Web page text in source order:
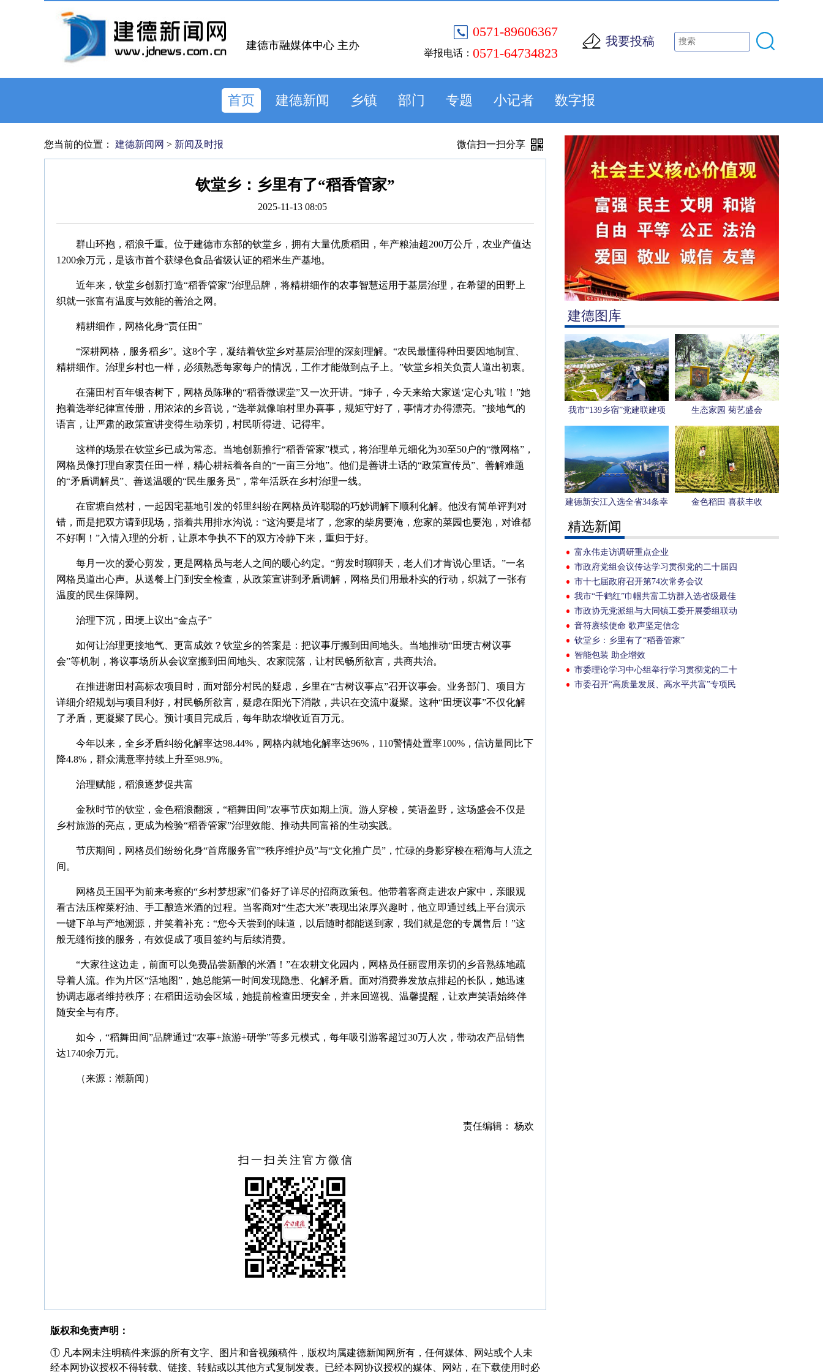
0571-89606367
举报电话： 0571-64734823
我要投稿
建德市融媒体中心 主办
首页 建德新闻 乡镇 部门 专题 小记者 数字报
建德图库
我市“139乡宿”党建联建项
目入选省级典型案例
生态家园 菊艺盛会
建德新安江入选全省34条幸
福母亲河优秀案例
金色稻田 喜获丰收
精选新闻
富永伟走访调研重点企业
市政府党组会议传达学习贯彻党的二十届四
中全会精神
市十七届政府召开第74次常务会议
我市“千鹤红”巾帼共富工坊群入选省级最佳
实践案例
市政协无党派组与大同镇工委开展委组联动
活动
音符赓续使命 歌声坚定信念
钦堂乡：乡里有了“稻香管家”
智能包装 助企增效
市委理论学习中心组举行学习贯彻党的二十
届四中全会精神专题学习会
市委召开“高质量发展、高水平共富”专项民
您当前的位置： 建德新闻网 > 新闻及时报 微信扫一扫分享
钦堂乡：乡里有了“稻香管家”
2025-11-13 08:05
群山环抱，稻浪千重。位于建德市东部的钦堂乡，拥有大量优质稻田，年产粮油超200万公斤，农业产值达
1200余万元，是该市首个获绿色食品省级认证的稻米生产基地。
近年来，钦堂乡创新打造“稻香管家”治理品牌，将精耕细作的农事智慧运用于基层治理，在希望的田野上
织就一张富有温度与效能的善治之网。
精耕细作，网格化身“责任田”
“深耕网格，服务稻乡”。这8个字，凝结着钦堂乡对基层治理的深刻理解。“农民最懂得种田要因地制宜、
精耕细作。治理乡村也一样，必须熟悉每家每户的情况，工作才能做到点子上。”钦堂乡相关负责人道出初衷。
在蒲田村百年银杏树下，网格员陈琳的“稻香微课堂”又一次开讲。“婶子，今天来给大家送‘定心丸’啦！”她
抱着选举纪律宣传册，用浓浓的乡音说，“选举就像咱村里办喜事，规矩守好了，事情才办得漂亮。”接地气的
语言，让严肃的政策宣讲变得生动亲切，村民听得进、记得牢。
这样的场景在钦堂乡已成为常态。当地创新推行“稻香管家”模式，将治理单元细化为30至50户的“微网格”，
网格员像打理自家责任田一样，精心耕耘着各自的“一亩三分地”。他们是善讲土话的“政策宣传员”、善解难题
的“矛盾调解员”、善送温暖的“民生服务员”，常年活跃在乡村治理一线。
在宦塘自然村，一起因宅基地引发的邻里纠纷在网格员许聪聪的巧妙调解下顺利化解。他没有简单评判对
错，而是把双方请到现场，指着共用排水沟说：“这沟要是堵了，您家的柴房要淹，您家的菜园也要泡，对谁都
不好啊！”入情入理的分析，让原本争执不下的双方冷静下来，重归于好。
每月一次的爱心剪发，更是网格员与老人之间的暖心约定。“剪发时聊聊天，老人们才肯说心里话。”一名
网格员道出心声。从送餐上门到安全检查，从政策宣讲到矛盾调解，网格员们用最朴实的行动，织就了一张有
温度的民生保障网。
治理下沉，田埂上议出“金点子”
如何让治理更接地气、更富成效？钦堂乡的答案是：把议事厅搬到田间地头。当地推动“田埂古树议事
会”等机制，将议事场所从会议室搬到田间地头、农家院落，让村民畅所欲言，共商共治。
在推进谢田村高标农项目时，面对部分村民的疑虑，乡里在“古树议事点”召开议事会。业务部门、项目方
详细介绍规划与项目利好，村民畅所欲言，疑虑在阳光下消散，共识在交流中凝聚。这种“田埂议事”不仅化解
了矛盾，更凝聚了民心。预计项目完成后，每年助农增收近百万元。
今年以来，全乡矛盾纠纷化解率达98.44%，网格内就地化解率达96%，110警情处置率100%，信访量同比下
降4.8%，群众满意率持续上升至98.9%。
治理赋能，稻浪逐梦促共富
金秋时节的钦堂，金色稻浪翻滚，“稻舞田间”农事节庆如期上演。游人穿梭，笑语盈野，这场盛会不仅是
乡村旅游的亮点，更成为检验“稻香管家”治理效能、推动共同富裕的生动实践。
节庆期间，网格员们纷纷化身“首席服务官”“秩序维护员”与“文化推广员”，忙碌的身影穿梭在稻海与人流之
间。
网格员王国平为前来考察的“乡村梦想家”们备好了详尽的招商政策包。他带着客商走进农户家中，亲眼观
看古法压榨菜籽油、手工酿造米酒的过程。当客商对“生态大米”表现出浓厚兴趣时，他立即通过线上平台演示
一键下单与产地溯源，并笑着补充：“您今天尝到的味道，以后随时都能送到家，我们就是您的专属售后！”这
般无缝衔接的服务，有效促成了项目签约与后续消费。
“大家往这边走，前面可以免费品尝新酿的米酒！”在农耕文化园内，网格员任丽霞用亲切的乡音熟练地疏
导着人流。作为片区“活地图”，她总能第一时间发现隐患、化解矛盾。面对消费券发放点排起的长队，她迅速
协调志愿者维持秩序；在稻田运动会区域，她提前检查田埂安全，并来回巡视、温馨提醒，让欢声笑语始终伴
随安全与有序。
如今，“稻舞田间”品牌通过“农事+旅游+研学”等多元模式，每年吸引游客超过30万人次，带动农产品销售
达1740余万元。
（来源：潮新闻）
责任编辑： 杨欢
扫一扫关注官方微信
版权和免责声明：
① 凡本网未注明稿件来源的所有文字、图片和音视频稿件，版权均属建德新闻网所有，任何媒体、网站或个人未
经本网协议授权不得转载、链接、转贴或以其他方式复制发表。已经本网协议授权的媒体、网站，在下载使用时必